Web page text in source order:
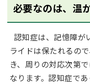
必要なのは、温
認知症は、記憶障が
ライドは保たれるの
き、周りの対応次第
なります。認知症で